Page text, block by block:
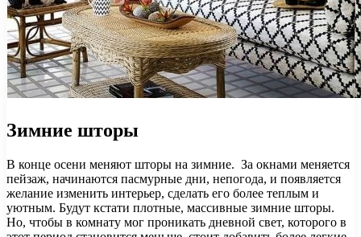
Зимние шторы
В конце осени меняют шторы на зимние. За окнами меняется
пейзаж, начинаются пасмурные дни, непогода, и появляется
желание изменить интерьер, сделать его более теплым и
уютным. Будут кстати плотные, массивные зимние шторы.
Но, чтобы в комнату мог проникать дневной свет, которого в